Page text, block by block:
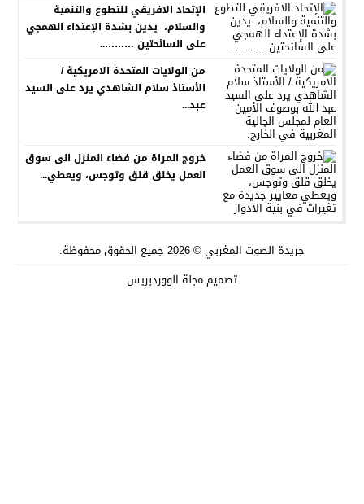
الإتحاد الافريقي للتطوع والتنمية
والسلام، يدين بشدة الإعتداء الهمجي
على السائحتين ………..
من الولايات المتحدة الامريكية /
الأستاذ سلام الشاهدي يرد على السيد
عبد...
خروج المراة من فضاء المنزل الى سوق
العمل يخلق قلق وتوجس، ويعطي...
جريدة الصوت المغربي© 2026 جميع الحقوق محفوظة.
تصميممجلة الووردبريس